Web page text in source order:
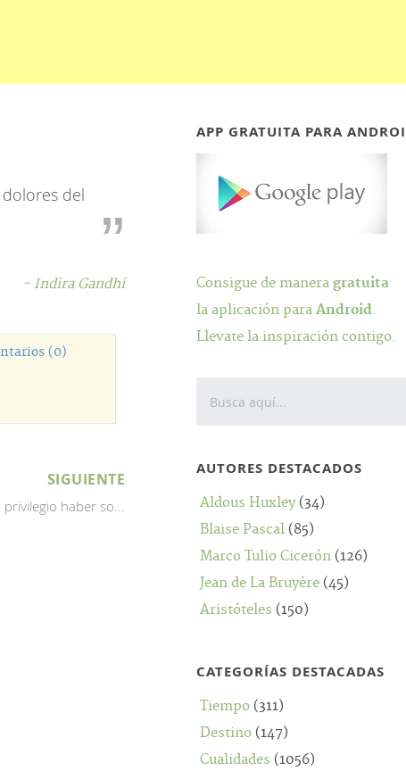
del
- Indira Gandhi
(0)
SIGUIENTE
haber so...
APP GRATUITA PARA
Consigue de maneragratuita
la aplicación paraAndroid.
Llevate la inspiración contigo.
AUTORES DESTACADOS
Aldous Huxley(34)
Blaise Pascal (85)
Marco Tulio Cicerón (126)
Jean de La Bruyère (45)
Aristóteles (150)
CATEGORÍAS DESTACADAS
Tiempo (311)
Destino (147)
Cualidades (1056)